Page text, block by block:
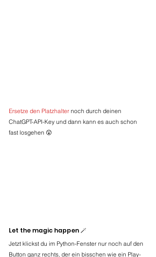
Ersetze den Platzhalter noch durch deinen
ChatGPT-API-Key und dann kann es auch schon
fast losgehen 😲
Let the magic happen 🪄
Jetzt klickst du im Python-Fenster nur noch auf den
Button ganz rechts, der ein bisschen wie ein Play-